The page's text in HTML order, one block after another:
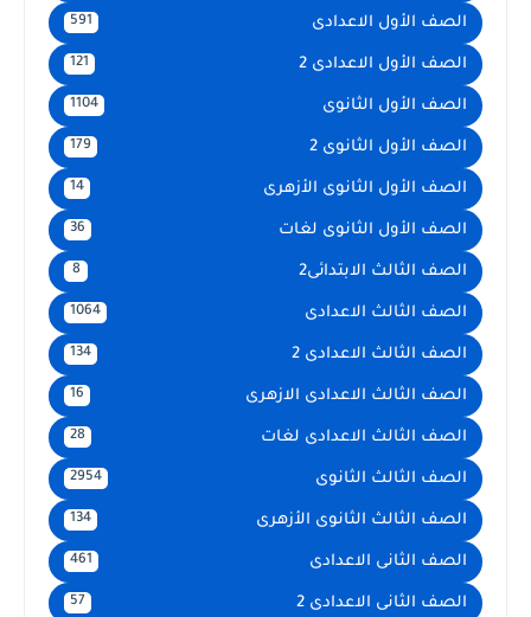
الصف الأول الاعدادى 591
الصف الأول الاعدادى 2 121
الصف الأول الثانوى 1104
الصف الأول الثانوى 2 179
الصف الأول الثانوى الأزهرى 14
الصف الأول الثانوى لغات 36
الصف الثالث الابتدائى2 8
الصف الثالث الاعدادى 1064
الصف الثالث الاعدادى 2 134
الصف الثالث الاعدادى الازهرى 16
الصف الثالث الاعدادى لغات 28
الصف الثالث الثانوى 2954
الصف الثالث الثانوى الأزهرى 134
الصف الثانى الاعدادى 461
الصف الثانى الاعدادى 2 57